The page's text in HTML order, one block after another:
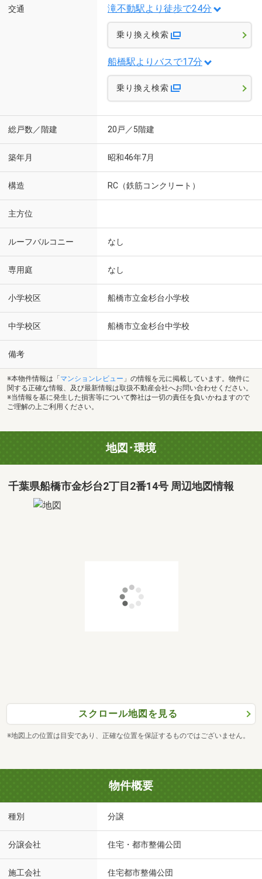
交通 滝不動駅より徒歩で24分
乗り換え検索
船橋駅よりバスで17分
乗り換え検索
総戸数／階建 20戸／5階建
築年月 昭和46年7月
構造 RC（鉄筋コンクリート）
主方位
ルーフバルコニー なし
専用庭 なし
小学校区 船橋市立金杉台小学校
中学校区 船橋市立金杉台中学校
備考
※本物件情報は「 マンションレビュー 」の情報を元に掲載しています。物件に
関する正確な情報、及び最新情報は取扱不動産会社へお問い合わせください。
※当情報を基に発生した損害等について弊社は一切の責任を負いかねますので
ご理解の上ご利用ください。
地図･環境
千葉県船橋市金杉台2丁目2番14号 周辺地図情報
スクロール地図を見る
※地図上の位置は目安であり、正確な位置を保証するものではございません。
物件概要
種別 分譲
分譲会社 住宅・都市整備公団
施工会社 住宅都市整備公団